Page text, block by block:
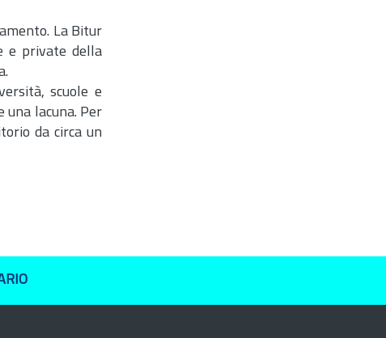
La Bitur
e private della
scuole e
lacuna. Per
da circa un